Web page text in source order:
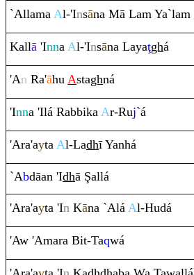
`Allama Al-'Insāna Mā Lam Ya`lam
Kallā 'Inna Al-'Insāna Layaţghá
'An Ra'āhu Astaghná
'Inna 'Ilá Rabbika Ar-Ruj`á
'Ara'ayta Al-Ladhī Yanhá
`Abdāan 'Idhā Şallá
'Ara'ayta 'In Kāna `Alá Al-Hudá
'Aw 'Amara Bit-Taqwá